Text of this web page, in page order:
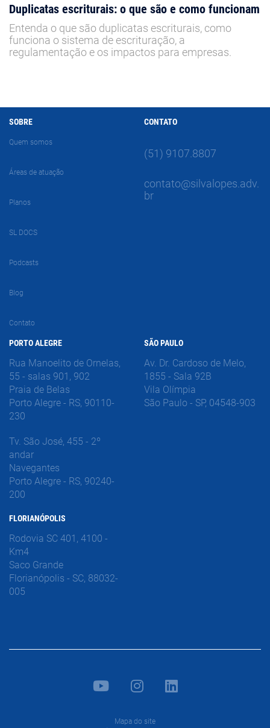
Duplicatas escriturais: o que são e como funcionam
Entenda o que são duplicatas escriturais, como
funciona o sistema de escrituração, a
regulamentação e os impactos para empresas.
SOBRE
Quem somos
Áreas de atuação
Planos
SL DOCS
Podcasts
Blog
Contato
CONTATO
(51) 9107.8807
contato@silvalopes.adv.
br
PORTO ALEGRE
Rua Manoelito de Ornelas,
55 - salas 901, 902
Praia de Belas
Porto Alegre - RS, 90110-
230
Tv. São José, 455 - 2º
andar
Navegantes
Porto Alegre - RS, 90240-
200
FLORIANÓPOLIS
Rodovia SC 401, 4100 -
Km4
Saco Grande
Florianópolis - SC, 88032-
005
SÃO PAULO
Av. Dr. Cardoso de Melo,
1855 - Sala 92B
Vila Olímpia
São Paulo - SP, 04548-903
Mapa do site